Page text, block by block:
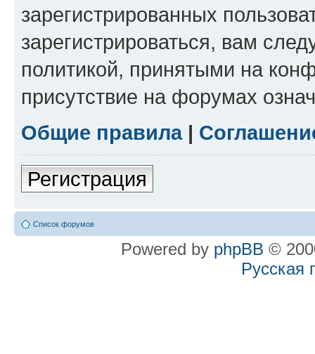
зарегистрированных
зарегистрироваться, вам
политикой, принятыми на
присутствие на форумах
Общие правила|
Регистрация
Список форумов
Powered by phpBB ©
Русская